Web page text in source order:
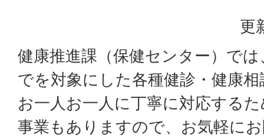
更
健康推進課（保健センター）で
でを対象にした各種健診・健康
お一人お一人に丁寧に対応する
事業もありますので、お気軽に